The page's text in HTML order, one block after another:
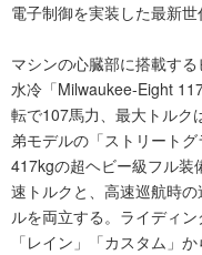
電子制御を実装した最新世
マシンの心臓部に搭載す
水冷「Milwaukee-Eight
転で107馬力、最大トルク
弟モデルの「ストリート
417kgの超ヘビー級フル装
速トルクと、高速巡航時
ルを両立する。ライディ
「レイン」「カスタム」